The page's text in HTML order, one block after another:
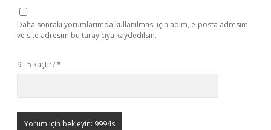
Daha sonraki yorumlarımda kullanılması için adım, e-posta adresim
ve site adresim bu tarayıcıya kaydedilsin.
9 - 5 kaçtır?*